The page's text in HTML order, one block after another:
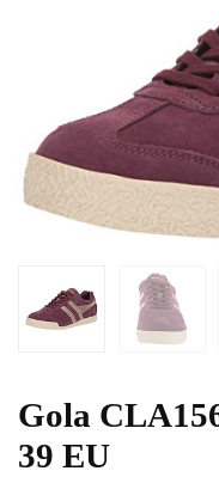
Gola
39 EU